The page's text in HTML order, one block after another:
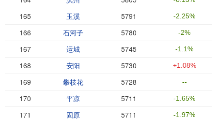
165 玉溪 5791 -2.25%
166 石河子 5780 -2%
167 运城 5745 -1.1%
168 安阳 5730 +1.08%
169 攀枝花 5728 --
170 平凉 5711 -1.65%
171 固原 5711 -1.97%